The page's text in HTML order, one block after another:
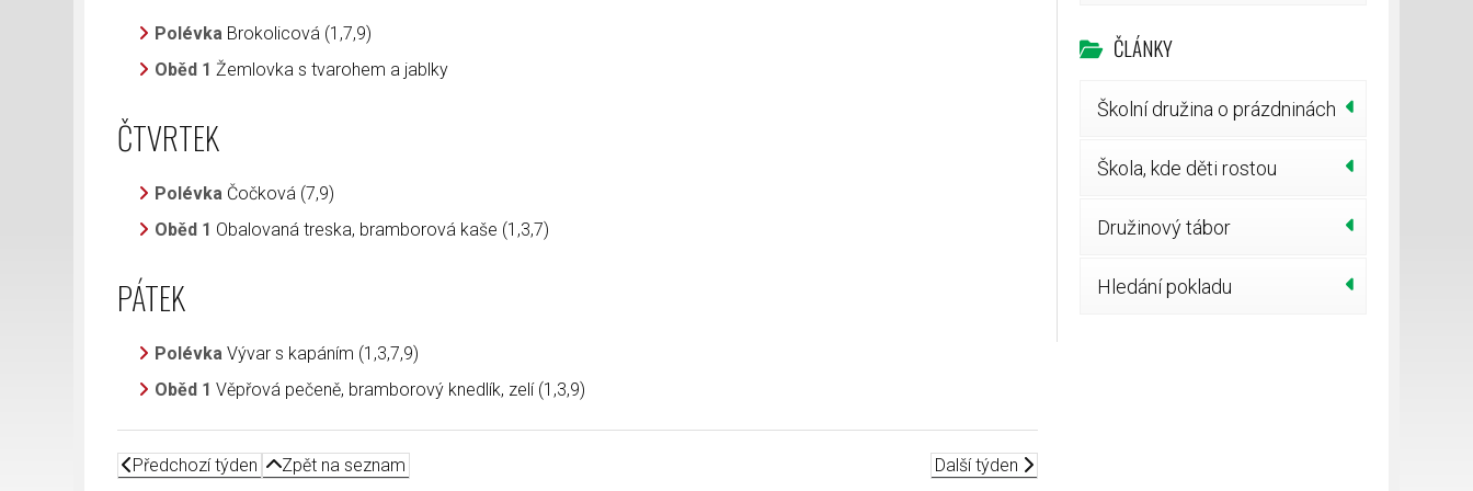
Polévka Brokolicová (1,7,9)
Oběd 1Žemlovka s tvarohem a jablky
ČTVRTEK
Polévka Čočková (7,9)
Oběd 1 Obalovaná treska, bramborová kaše (1,3,7)
PÁTEK
PolévkaVývar s kapáním (1,3,7,9)
Oběd 1Věpřová pečeně, bramborový knedlík, zelí (1,3,9)
Předchozí týden Zpět na seznam Další týden
ČLÁNKY
Školní družina o prázdninách
Škola, kde děti rostou
Družinový tábor
Hledání pokladu